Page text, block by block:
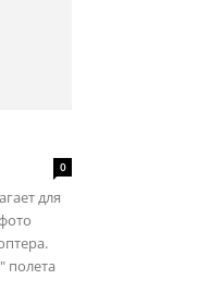
0
для
полета